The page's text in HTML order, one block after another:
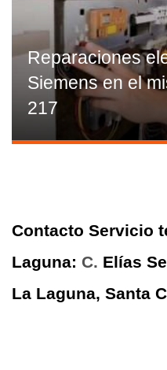
Reparaciones
Siemens en el
217
Contacto Servicio
Laguna: C. Elías
La Laguna, Santa